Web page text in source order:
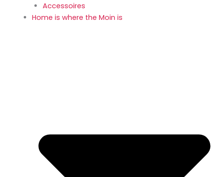
Accessoires
Home is where the Moin is